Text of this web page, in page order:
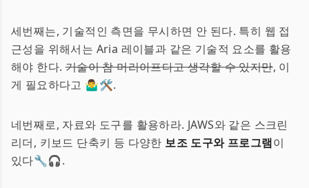
세번째는, 기술적인 측면을 무시하면 안 된다. 특히 웹 접
근성을 위해서는 Aria 레이블과 같은 기술적 요소를 활용
해야 한다.기술이 참 머리아프다고 생각할 수 있지만, 이
게 필요하다고 🤷‍♂️🛠️.
네번째로, 자료와 도구를 활용하라. JAWS와 같은 스크린
리더, 키보드 단축키 등 다양한 보조 도구와 프로그램이
있다🔧🎧.